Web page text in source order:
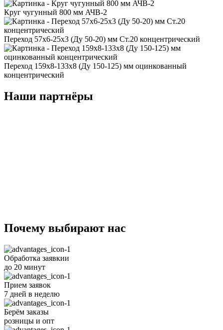
Круг чугунный 800 мм АЧВ-2
Переход 57x6-25x3 (Ду 50-20) мм Ст.20 концентрический
Переход 159x8-133x8 (Ду 150-125) мм оцинкованный
концентрический
Наши партнёры
Почему выбирают нас
Обработка заявкии
до 20 минут
Прием заявок
7 дней в неделю
Берём заказы
розницы и опт